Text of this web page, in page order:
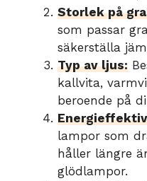
Storlek på
som passar
säkerställa
Typ av ljus:
kallvita,
beroende på
lampor som
håller längre
glödlampor.